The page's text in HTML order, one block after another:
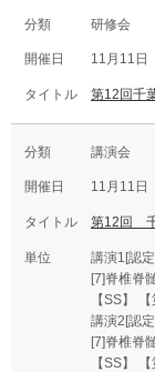
研修会
11月11日
第12回千
講演会
11月11日
第12回 千
講演1[認
[7]脊椎脊
【SS】
講演2[認
[7]脊椎脊
【SS】